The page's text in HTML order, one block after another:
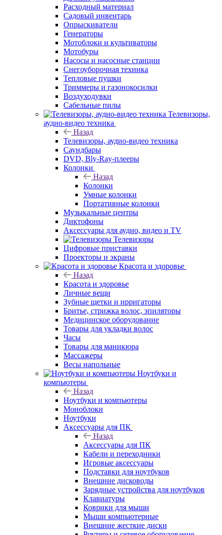
Расходный материал
Садовый инвентарь
Опрыскиватели
Генераторы
Мотоблоки и культиваторы
Мотобуры
Насосы и насосные станции
Снегоуборочная техника
Тепловые пушки
Триммеры и газонокосилки
Воздуходувки
Сабельные пилы
Телевизоры,
аудио-видео техника
Назад
Телевизоры, аудио-видео техника
Саундбары
DVD, Bly-Ray-плееры
Колонки
Назад
Колонки
Умные колонки
Портативные колонки
Музыкальные центры
Диктофоны
Аксессуары для аудио, видео и TV
Телевизоры
Цифровые приставки
Проекторы и экраны
Красота и здоровье
Назад
Красота и здоровье
Личные вещи
Зубные щетки и ирригаторы
Бритье, стрижка волос, эпиляторы
Медицинское оборудование
Товары для укладки волос
Часы
Товары для маникюра
Массажеры
Весы напольные
Ноутбуки и
компьютеры
Назад
Ноутбуки и компьютеры
Моноблоки
Ноутбуки
Аксессуары для ПК
Назад
Аксессуары для ПК
Кабели и переходники
Игровые аксессуары
Подставки для ноутбуков
Внешние дисководы
Зарядные устройства для ноутбуков
Клавиатуры
Коврики для мыши
Мыши компьютерные
Внешние жесткие диски